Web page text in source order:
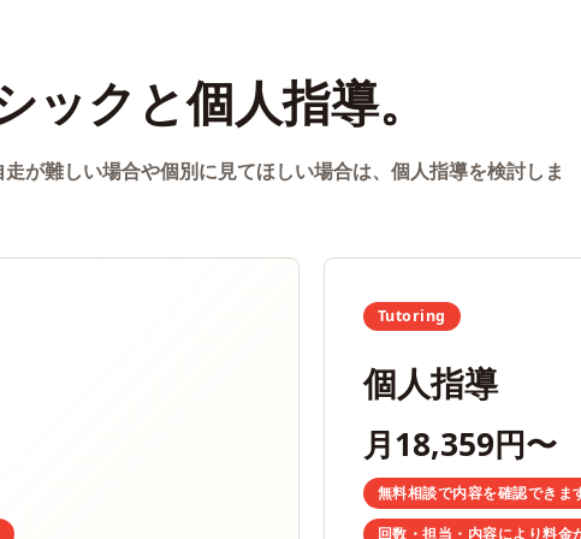
ックと個人指導。
が難しい場合や個別に見てほしい場合は、個人指導を検討しま
Tutoring
個人指導
月18,359円〜
無料相談で内容を確認できま
回数・担当・内容により料金